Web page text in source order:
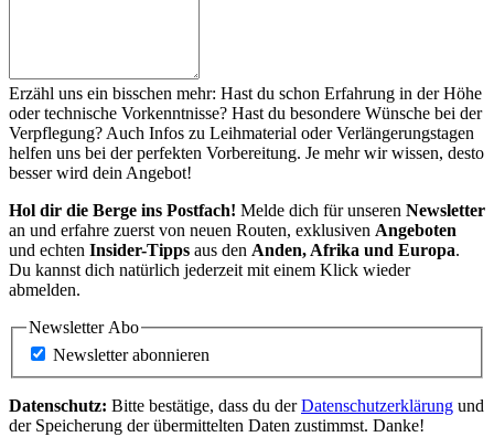
Erzähl uns ein bisschen mehr: Hast du schon Erfahrung in der Höhe
oder technische Vorkenntnisse? Hast du besondere Wünsche bei der
Verpflegung? Auch Infos zu Leihmaterial oder Verlängerungstagen
helfen uns bei der perfekten Vorbereitung. Je mehr wir wissen, desto
besser wird dein Angebot!
Hol dir die Berge ins Postfach! Melde dich für unseren Newsletter
an und erfahre zuerst von neuen Routen, exklusiven Angeboten
und echten Insider-Tipps aus den Anden, Afrika und Europa.
Du kannst dich natürlich jederzeit mit einem Klick wieder
abmelden.
Newsletter Abo
Newsletter abonnieren
Datenschutz: Bitte bestätige, dass du derDatenschutzerklärung und
der Speicherung der übermittelten Daten zustimmst. Danke!